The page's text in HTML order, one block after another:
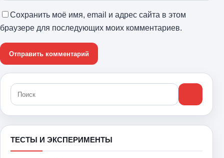
Сохранить моё имя, email и адрес сайта в этом
браузере для последующих моих комментариев.
ТЕСТЫ И ЭКСПЕРИМЕНТЫ